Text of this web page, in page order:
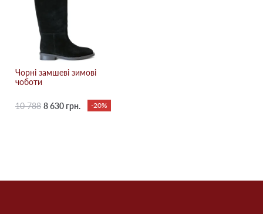
Чорні замшеві зимові
чоботи
10 788 8 630 грн. -20%